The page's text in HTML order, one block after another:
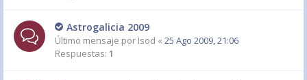
Astrogalicia 2009
Último mensaje por Isod « 25 Ago 2009, 21:06
Respuestas: 1